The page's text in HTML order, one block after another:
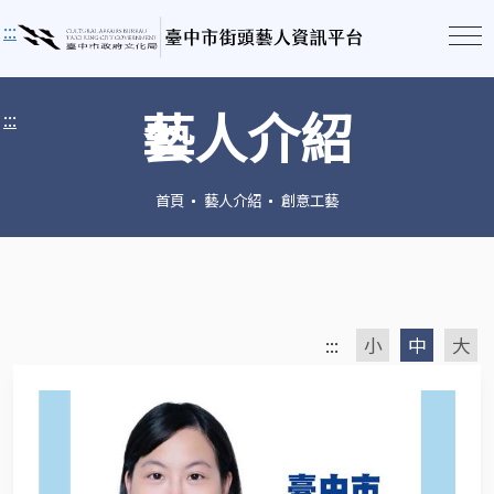
:::
::: 藝人介紹
首頁 藝人介紹 創意工藝
::: 小 中 大